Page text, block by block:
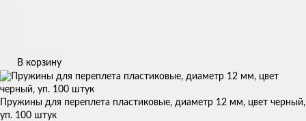
В корзину
Пружины для переплета пластиковые, диаметр 12 мм, цвет черный,
уп. 100 штук